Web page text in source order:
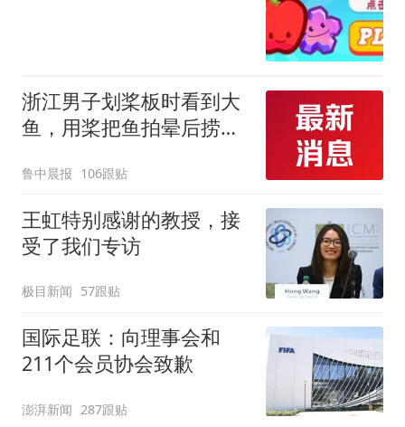
浙江男子划桨板时看到大
鱼，用桨把鱼拍晕后捞
两，做成红烧辣子鱼块，
味道很好
鲁中晨报 106跟贴
王虹特别感谢的教授，接
受了我们专访
极目新闻 57跟贴
国际足联：向理事会和
211个会员协会致歉
澎湃新闻 287跟贴